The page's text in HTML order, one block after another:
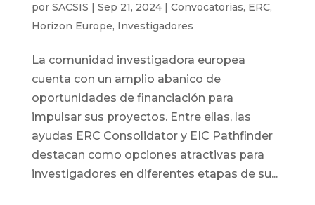
por SACSIS | Sep 21, 2024| Convocatorias, ERC,
Horizon Europe, Investigadores
La comunidad investigadora europea
cuenta con un amplio abanico de
oportunidades de financiación para
impulsar sus proyectos. Entre ellas, las
ayudas ERC Consolidator y EIC Pathfinder
destacan como opciones atractivas para
investigadores en diferentes etapas de su...